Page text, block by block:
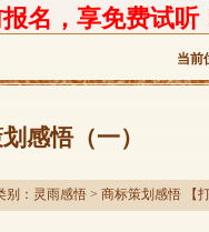
名，享免费试听
当前
感悟（一）
别： 灵雨感悟 > 商标策划感悟 【